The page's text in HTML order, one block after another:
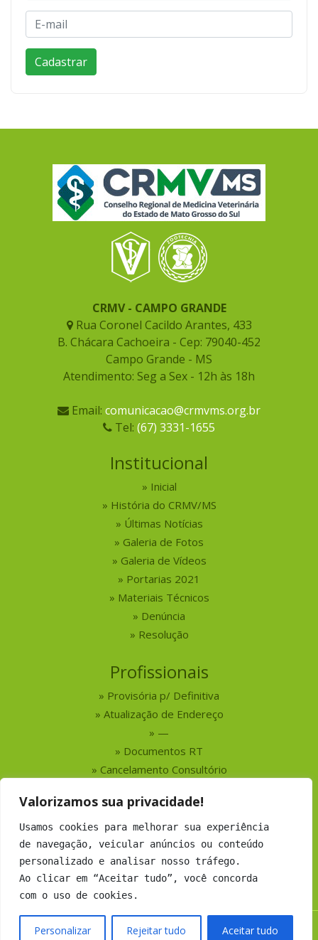
Valorizamos sua privacidade!
Usamos cookies para melhorar sua experiência
de navegação, veicular anúncios ou conteúdo
personalizado e analisar nosso tráfego.
Ao clicar em “Aceitar tudo”, você concorda
com o uso de cookies.
Personalizar Rejeitar tudo Aceitar tudo
CRMV - CAMPO GRANDE
Rua Coronel Cacildo Arantes, 433
B. Chácara Cachoeira - Cep: 79040-452
Campo Grande - MS
Atendimento: Seg a Sex - 12h às 18h
Email: comunicacao@crmvms.org.br
Tel: (67) 3331-1655
Institucional
Inicial
História do CRMV/MS
Últimas Notícias
Galeria de Fotos
Galeria de Vídeos
Portarias 2021
Materiais Técnicos
Denúncia
Resolução
Profissionais
Provisória p/ Definitiva
Atualização de Endereço
—
Documentos RT
Cancelamento Consultório
Serviços
Busca por Profissionais
Busca por Empresas
Números do CRMV-MS
Copyright 2019 CRMV-MS - Todos os direitos Reservados.